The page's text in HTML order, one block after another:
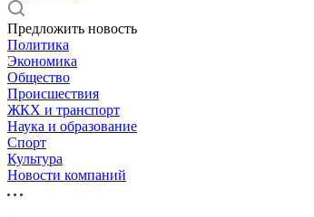
Предложить новость
Политика
Экономика
Общество
Происшествия
ЖКХ и транспорт
Наука и образование
Спорт
Культура
Новости компаний